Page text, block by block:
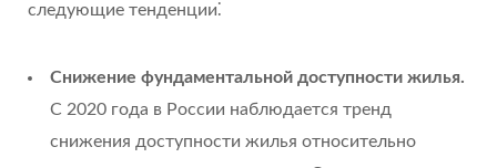
следующие тенденции⁚
Снижение фундаментальной доступности жилья.
С 2020 года в России наблюдается тренд
снижения доступности жилья относительно